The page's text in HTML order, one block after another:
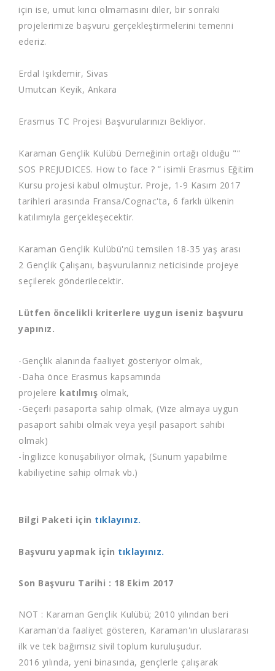
için ise, umut kırıcı olmamasını diler, bir sonraki
projelerimize başvuru gerçekleştirmelerini temenni
ederiz.
Erdal Işıkdemir, Sivas
Umutcan Keyik, Ankara
Erasmus TC Projesi Başvurularınızı Bekliyor.
Karaman Gençlik Kulübü Derneğinin ortağı olduğu "“
SOS PREJUDICES. How to face ? ” isimli Erasmus Eğitim
Kursu projesi kabul olmuştur. Proje, 1-9 Kasım 2017
tarihleri arasında Fransa/Cognac'ta, 6 farklı ülkenin
katılımıyla gerçekleşecektir.
Karaman Gençlik Kulübü'nü temsilen 18-35 yaş arası
2 Gençlik Çalışanı, başvurularınız neticisinde projeye
seçilerek gönderilecektir.
Lütfen öncelikli kriterlere uygun iseniz başvuru
yapınız.
-Gençlik alanında faaliyet gösteriyor olmak,
-Daha önce Erasmus kapsamında
projelere katılmış olmak,
-Geçerli pasaporta sahip olmak, (Vize almaya uygun
pasaport sahibi olmak veya yeşil pasaport sahibi
olmak)
-İngilizce konuşabiliyor olmak, (Sunum yapabilme
kabiliyetine sahip olmak vb.)
Bilgi Paketi için tıklayınız.
Başvuru yapmak için tıklayınız.
Son Başvuru Tarihi : 18 Ekim 2017
NOT : Karaman Gençlik Kulübü; 2010 yılından beri
Karaman'da faaliyet gösteren, Karaman'ın uluslararası
ilk ve tek bağımsız sivil toplum kuruluşudur.
2016 yılında, yeni binasında, gençlerle çalışarak